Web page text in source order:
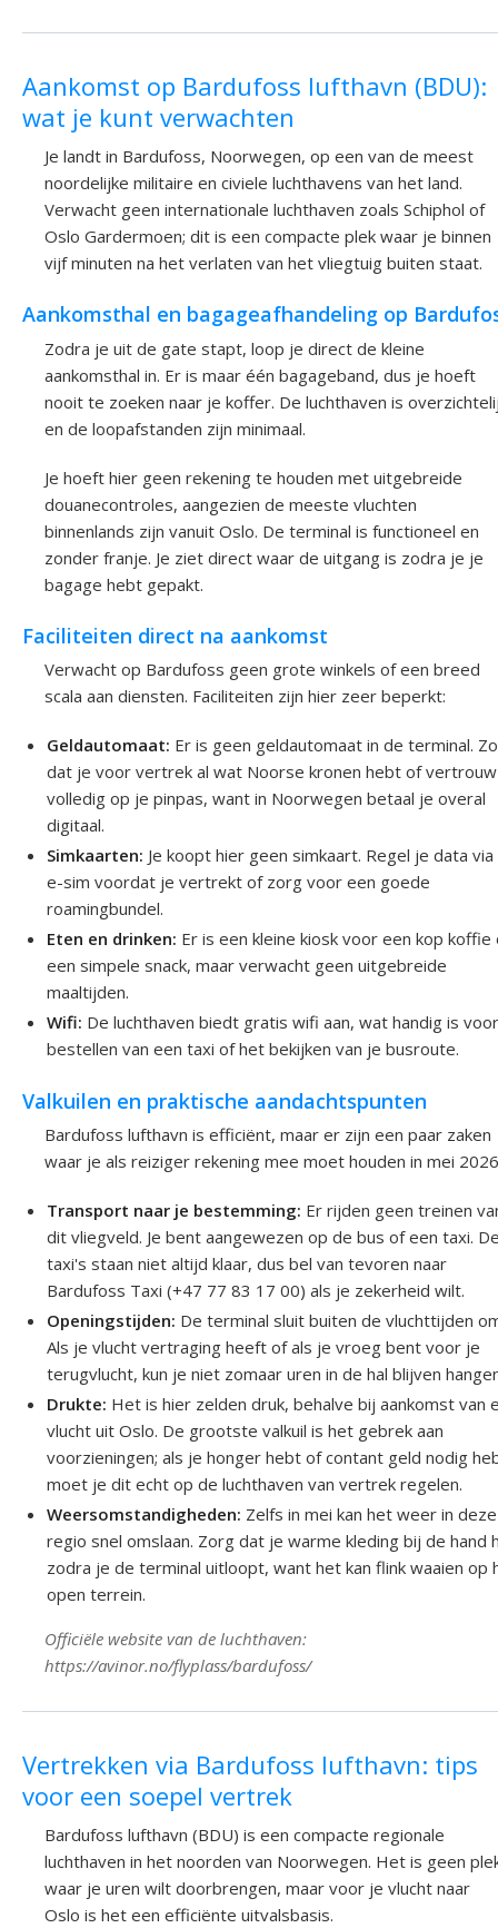
Aankomst op Bardufoss lufthavn (BDU):
wat je kunt verwachten
Je landt in Bardufoss, Noorwegen, op een van de meest
noordelijke militaire en civiele luchthavens van het land.
Verwacht geen internationale luchthaven zoals Schiphol of
Oslo Gardermoen; dit is een compacte plek waar je binnen
vijf minuten na het verlaten van het vliegtuig buiten staat.
Aankomsthal en bagageafhandeling op
Zodra je uit de gate stapt, loop je direct de kleine
aankomsthal in. Er is maar één bagageband, dus je hoeft
nooit te zoeken naar je koffer. De luchthaven is
en de loopafstanden zijn minimaal.
Je hoeft hier geen rekening te houden met uitgebreide
douanecontroles, aangezien de meeste vluchten
binnenlands zijn vanuit Oslo. De terminal is functioneel en
zonder franje. Je ziet direct waar de uitgang is zodra je je
bagage hebt gepakt.
Faciliteiten direct na aankomst
Verwacht op Bardufoss geen grote winkels of een breed
scala aan diensten. Faciliteiten zijn hier zeer beperkt:
Geldautomaat: Er is geen geldautomaat in de terminal.
dat je voor vertrek al wat Noorse kronen hebt of vertrouw
volledig op je pinpas, want in Noorwegen betaal je overal
digitaal.
Simkaarten: Je koopt hier geen simkaart. Regel je data
e-sim voordat je vertrekt of zorg voor een goede
roamingbundel.
Eten en drinken: Er is een kleine kiosk voor een kop koffie
een simpele snack, maar verwacht geen uitgebreide
maaltijden.
Wifi: De luchthaven biedt gratis wifi aan, wat handig is
bestellen van een taxi of het bekijken van je busroute.
Valkuilen en praktische aandachtspunten
Bardufoss lufthavn is efficiënt, maar er zijn een paar zaken
waar je als reiziger rekening mee moet houden in mei
Transport naar je bestemming: Er rijden geen treinen
dit vliegveld. Je bent aangewezen op de bus of een taxi.
taxi's staan niet altijd klaar, dus bel van tevoren naar
Bardufoss Taxi (+47 77 83 17 00) als je zekerheid wilt.
Openingstijden: De terminal sluit buiten de vluchttijden
Als je vlucht vertraging heeft of als je vroeg bent voor je
terugvlucht, kun je niet zomaar uren in de hal blijven
Drukte: Het is hier zelden druk, behalve bij aankomst van
vlucht uit Oslo. De grootste valkuil is het gebrek aan
voorzieningen; als je honger hebt of contant geld nodig
moet je dit echt op de luchthaven van vertrek regelen.
Weersomstandigheden: Zelfs in mei kan het weer in deze
regio snel omslaan. Zorg dat je warme kleding bij de hand
zodra je de terminal uitloopt, want het kan flink waaien op
open terrein.
Officiële website van de luchthaven:
https://avinor.no/flyplass/bardufoss/
Vertrekken via Bardufoss lufthavn: tips
voor een soepel vertrek
Bardufoss lufthavn (BDU) is een compacte regionale
luchthaven in het noorden van Noorwegen. Het is geen
waar je uren wilt doorbrengen, maar voor je vlucht naar
Oslo is het een efficiënte uitvalsbasis.